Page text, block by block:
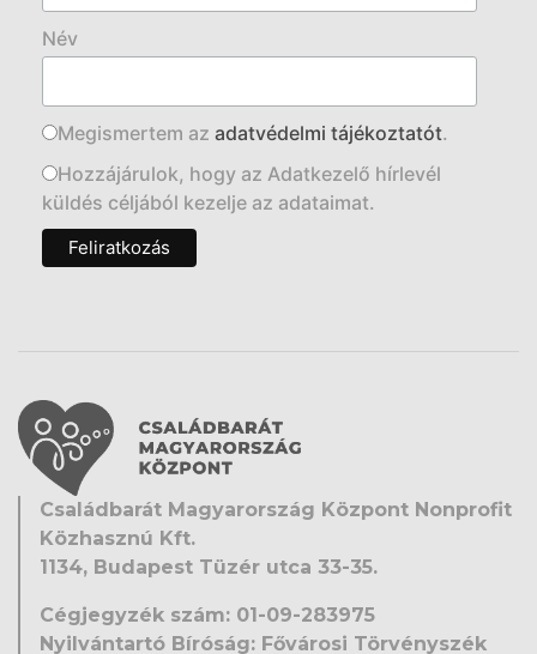
Név
Megismertem az adatvédelmi tájékoztatót.
Hozzájárulok, hogy az Adatkezelő hírlevél
küldés céljából kezelje az adataimat.
Családbarát Magyarország Központ Nonprofit
Közhasznú Kft.
1134, Budapest Tüzér utca 33-35.
Cégjegyzék szám: 01-09-283975
Nyilvántartó Bíróság: Fővárosi Törvényszék